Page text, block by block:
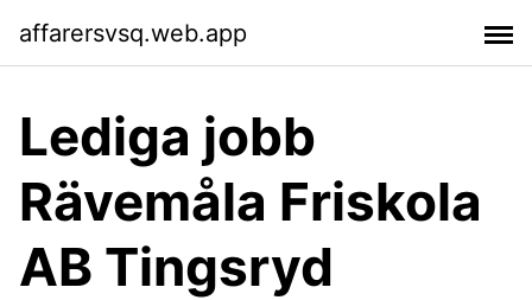
affarersvsq.web.app
Lediga jobb
Rävemåla Friskola
AB Tingsryd